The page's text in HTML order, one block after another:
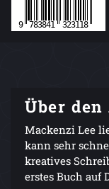
Über
Mackenzi Lee
kann sehr
kreatives
erstes Buch auf